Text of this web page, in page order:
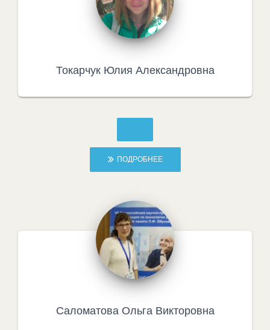
Токарчук Юлия Александровна
ПОДРОБНЕЕ
Саломатова Ольга Викторовна